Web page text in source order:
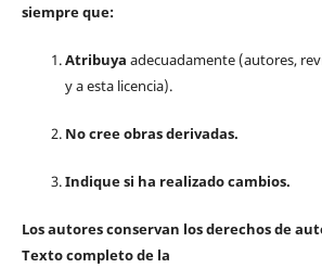
siempre que:
Atribuya adecuadamente (autores,
y a esta licencia).
No cree obras derivadas.
Indique si ha realizado cambios.
Los autores conservan los derechos de
Texto completo de la